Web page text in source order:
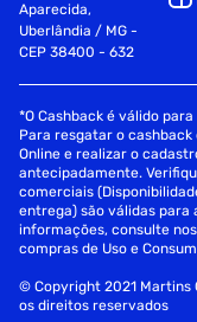
Aparecida,
Uberlândia / MG -
CEP 38400 - 632
*O Cashback é válido
Para resgatar o
Online e realizar o
antecipadamente.
comerciais
entrega) são válidas para
informações, consulte
compras de Uso e
© Copyright 2021 Martins
os direitos reservados